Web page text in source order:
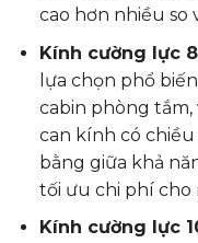
cao hơn nhiều so
Kính cường lực
lựa chọn phổ
cabin phòng tắm,
can kính có chiều
bằng giữa khả
tối ưu chi phí
Kính cường lực